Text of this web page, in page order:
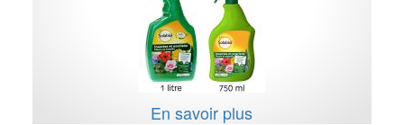
En savoir plus